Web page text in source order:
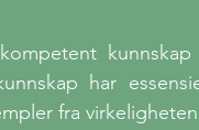
har
fra